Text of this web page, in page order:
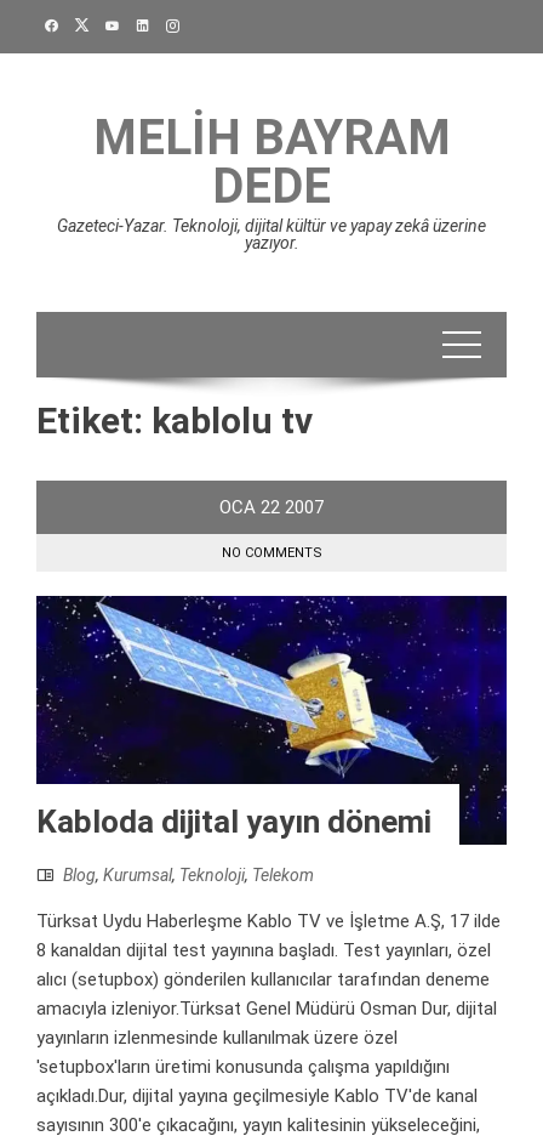
MELIH BAYRAM
DEDE
Gazeteci-Yazar. Teknoloji, dijital kültür ve yapay zekâ üzerine
yazıyor.
Etiket: kablolu tv
OCA 22 2007
NO COMMENTS
Kabloda dijital yayın dönemi
Blog, Kurumsal, Teknoloji, Telekom
Türksat Uydu Haberleşme Kablo TV ve İşletme A.Ş, 17 ilde
8 kanaldan dijital test yayınına başladı. Test yayınları, özel
alıcı (setupbox) gönderilen kullanıcılar tarafından deneme
amacıyla izleniyor.Türksat Genel Müdürü Osman Dur, dijital
yayınların izlenmesinde kullanılmak üzere özel
'setupbox'ların üretimi konusunda çalışma yapıldığını
açıkladı.Dur, dijital yayına geçilmesiyle Kablo TV'de kanal
sayısının 300'e çıkacağını, yayın kalitesinin yükseleceğini,